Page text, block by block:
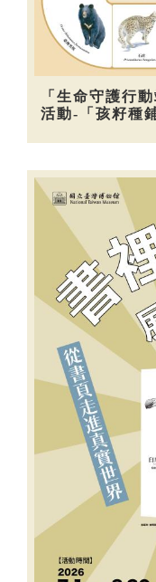
「生命守護行
活動-「孩籽種